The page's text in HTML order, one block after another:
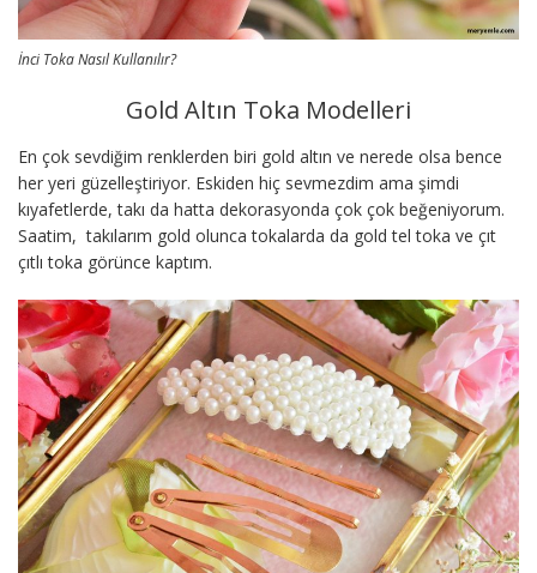
İnci Toka Nasıl Kullanılır?
Gold Altın Toka Modelleri
En çok sevdiğim renklerden biri gold altın ve nerede olsa bence
her yeri güzelleştiriyor. Eskiden hiç sevmezdim ama şimdi
kıyafetlerde, takı da hatta dekorasyonda çok çok beğeniyorum.
Saatim, takılarım gold olunca tokalarda da gold tel toka ve çıt
çıtlı toka görünce kaptım.